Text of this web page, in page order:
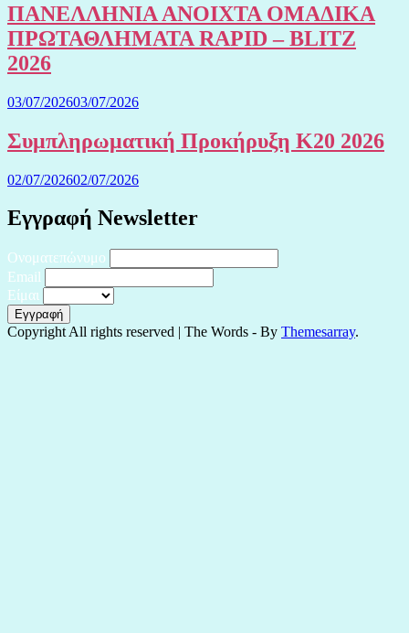
ΠΑΝΕΛΛΗΝΙΑ ΑΝΟΙΧΤΑ ΟΜΑΔΙΚΑ
ΠΡΩΤΑΘΛΗΜΑΤΑ RAPID – BLITZ
2026
03/07/202603/07/2026
Συμπληρωματική Προκήρυξη Κ20 2026
02/07/202602/07/2026
Εγγραφή Newsletter
Ονοματεπώνυμο
Email
Είμαι
Copyright All rights reserved | The Words - By Themesarray.